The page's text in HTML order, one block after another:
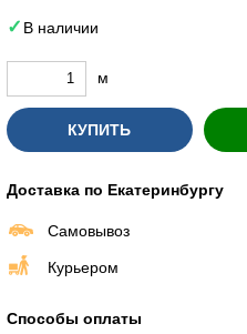
В наличии
м
КУПИТЬ
Доставка по Екатеринбургу
Самовывоз
Курьером
Способы оплаты